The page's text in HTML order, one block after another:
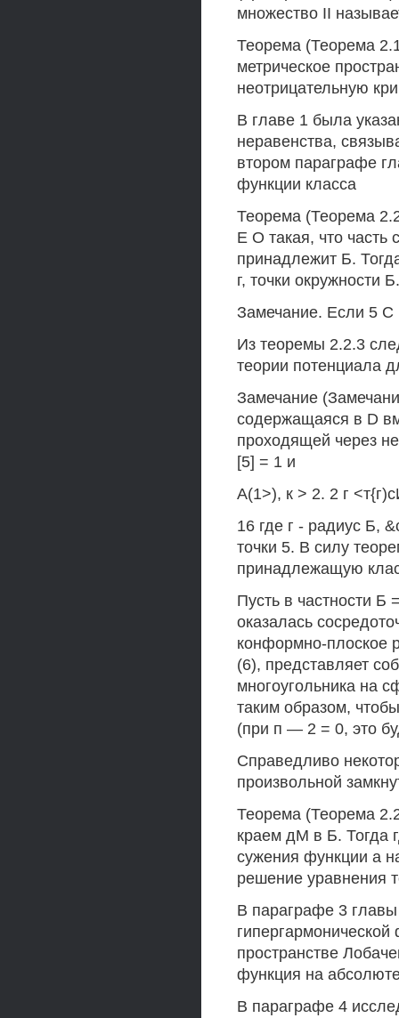
множество II
Теорема (Теорема
метрическое
неотрицательную
В главе 1 была
неравенства,
втором параграфе
функции класса
Теорема (Теорема
Е О такая, что часть
принадлежит Б.
г, точки окружности
Замечание. Если 5 С
Из теоремы 2.2.3
теории потенциала
Замечание
содержащаяся в D
проходящей через
[5] = 1 и
А(1>), к > 2. 2 г
16 где г - радиус Б,
точки 5. В силу
принадлежащую
Пусть в частности Б
оказалась
конформно-плоское
(6), представляет
многоугольника на
таким образом,
(при п — 2 = 0, это
Справедливо
произвольной
Теорема (Теорема
краем дМ в Б. Тогда
сужения функции а
решение уравнения
В параграфе 3
пространстве
функция на
В параграфе 4